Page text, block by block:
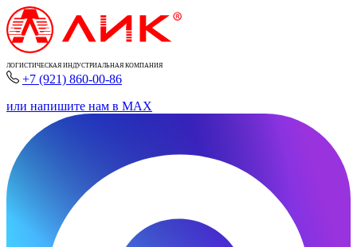
ЛОГИСТИЧЕСКАЯ ИНДУСТРИАЛЬНАЯ КОМПАНИЯ
+7 (921) 860-00-86
или напишите нам в MAX